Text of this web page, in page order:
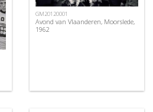
GM20120001
Avond van Vlaanderen, Moorslede,
1962